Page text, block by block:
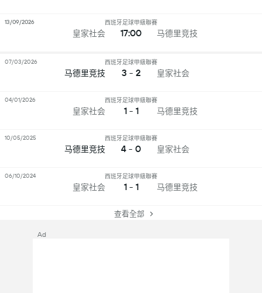
皇家社会
西班牙足球甲級聯賽
17:00 马德里竞技
13/09/2026
马德里竞技
西班牙足球甲級聯賽
3 - 2 皇家社会
07/03/2026
皇家社会
西班牙足球甲級聯賽
1 - 1 马德里竞技
04/01/2026
马德里竞技
西班牙足球甲級聯賽
4 - 0 皇家社会
10/05/2025
皇家社会
西班牙足球甲級聯賽
1 - 1 马德里竞技
06/10/2024
查看全部
Ad